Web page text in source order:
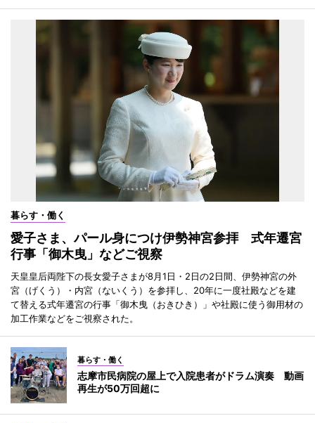
暮らす・働く
愛子さま、パール身につけ伊勢神宮参拝 式年遷宮
行事「御木曳」などご視察
天皇皇后両陛下の長女愛子さまが8月1日・2日の2日間、伊勢神宮の外
宮（げくう）・内宮（ないくう）を参拝し、20年に一度社殿などを建
て替える式年遷宮の行事「御木曳（おきひき）」や社殿に使う御用材の
加工作業などをご視察された。
暮らす・働く
志摩市民病院の屋上で入院患者がドラム演奏 動画
再生が50万回超に